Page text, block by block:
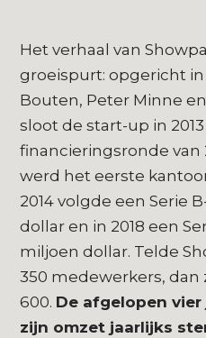
Het verhaal van
groeispurt: opgericht in
Bouten, Peter Minne
sloot de start-up in
financieringsronde van
werd het eerste
2014 volgde een Serie
dollar en in 2018 een
miljoen dollar. Telde
350 medewerkers, dan
600. De afgelopen
zijn omzet jaarlijks